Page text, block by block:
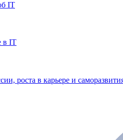
IT
в IT
роста в карьере и